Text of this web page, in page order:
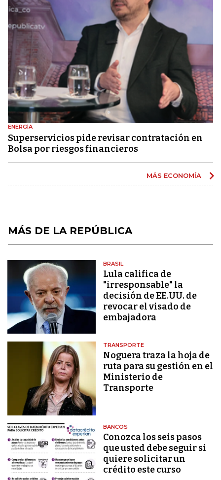
ENERGÍA
Superservicios pide revisar contratación en
Bolsa por riesgos financieros
MÁS ECONOMÍA
MÁS DE LA REPÚBLICA
BRASIL
Lula califica de
"irresponsable" la
decisión de EE.UU. de
revocar el visado de
embajadora
TRANSPORTE
Noguera traza la hoja de
ruta para su gestión en el
Ministerio de
Transporte
BANCOS
Conozca los seis pasos
que usted debe seguir si
quiere solicitar un
crédito este curso